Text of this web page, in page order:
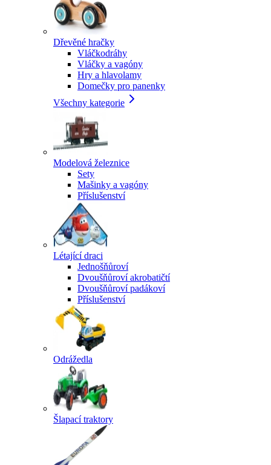
Dřevěné hračky
Vláčkodráhy
Vláčky a vagóny
Hry a hlavolamy
Domečky pro panenky
Všechny kategorie
Modelová železnice
Sety
Mašinky a vagóny
Příslušenství
Létající draci
Jednošňůroví
Dvoušňůroví akrobatičtí
Dvoušňůroví padákoví
Příslušenství
Odrážedla
Šlapací traktory